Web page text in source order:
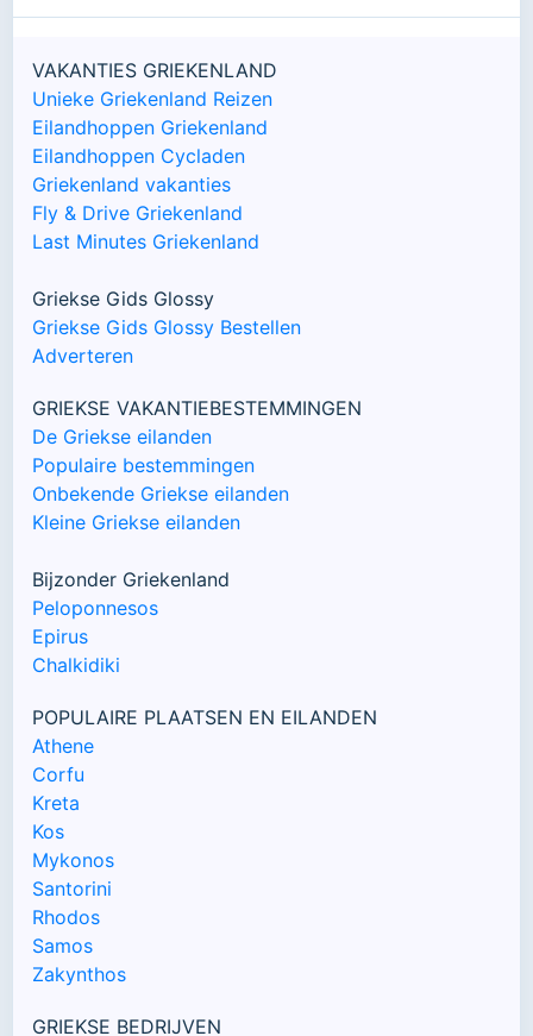
VAKANTIES GRIEKENLAND
Unieke Griekenland Reizen
Eilandhoppen Griekenland
Eilandhoppen Cycladen
Griekenland vakanties
Fly & Drive Griekenland
Last Minutes Griekenland
Griekse Gids Glossy
Griekse Gids Glossy Bestellen
Adverteren
GRIEKSE VAKANTIEBESTEMMINGEN
De Griekse eilanden
Populaire bestemmingen
Onbekende Griekse eilanden
Kleine Griekse eilanden
Bijzonder Griekenland
Peloponnesos
Epirus
Chalkidiki
POPULAIRE PLAATSEN EN EILANDEN
Athene
Corfu
Kreta
Kos
Mykonos
Santorini
Rhodos
Samos
Zakynthos
GRIEKSE BEDRIJVEN